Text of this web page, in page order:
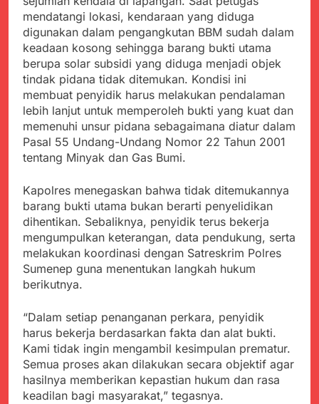
Desa Sukakersa
Korban Tenggelam di
Perairan Giligenting
Ditemukan, Polisi
Pastikan Penanganan
Berjalan Sesuai
Prosedur
Agustus 3, 2026
Kapolresta Sumenep
Sambut Kedatangan
Korban Evakuasi KM
Mutiara Sentosa 2 di
Pelabuhan Kalianget
Agustus 3, 2026
mendatangi lokasi, kendaraan yang diduga
digunakan dalam pengangkutan BBM sudah dalam
keadaan kosong sehingga barang bukti utama
berupa solar subsidi yang diduga menjadi objek
tindak pidana tidak ditemukan. Kondisi ini
membuat penyidik harus melakukan pendalaman
lebih lanjut untuk memperoleh bukti yang kuat dan
memenuhi unsur pidana sebagaimana diatur dalam
Pasal 55 Undang-Undang Nomor 22 Tahun 2001
tentang Minyak dan Gas Bumi.
Kapolres menegaskan bahwa tidak ditemukannya
barang bukti utama bukan berarti penyelidikan
dihentikan. Sebaliknya, penyidik terus bekerja
mengumpulkan keterangan, data pendukung, serta
melakukan koordinasi dengan Satreskrim Polres
Sumenep guna menentukan langkah hukum
berikutnya.
“Dalam setiap penanganan perkara, penyidik
harus bekerja berdasarkan fakta dan alat bukti.
Kami tidak ingin mengambil kesimpulan prematur.
Semua proses akan dilakukan secara objektif agar
hasilnya memberikan kepastian hukum dan rasa
keadilan bagi masyarakat,” tegasnya.